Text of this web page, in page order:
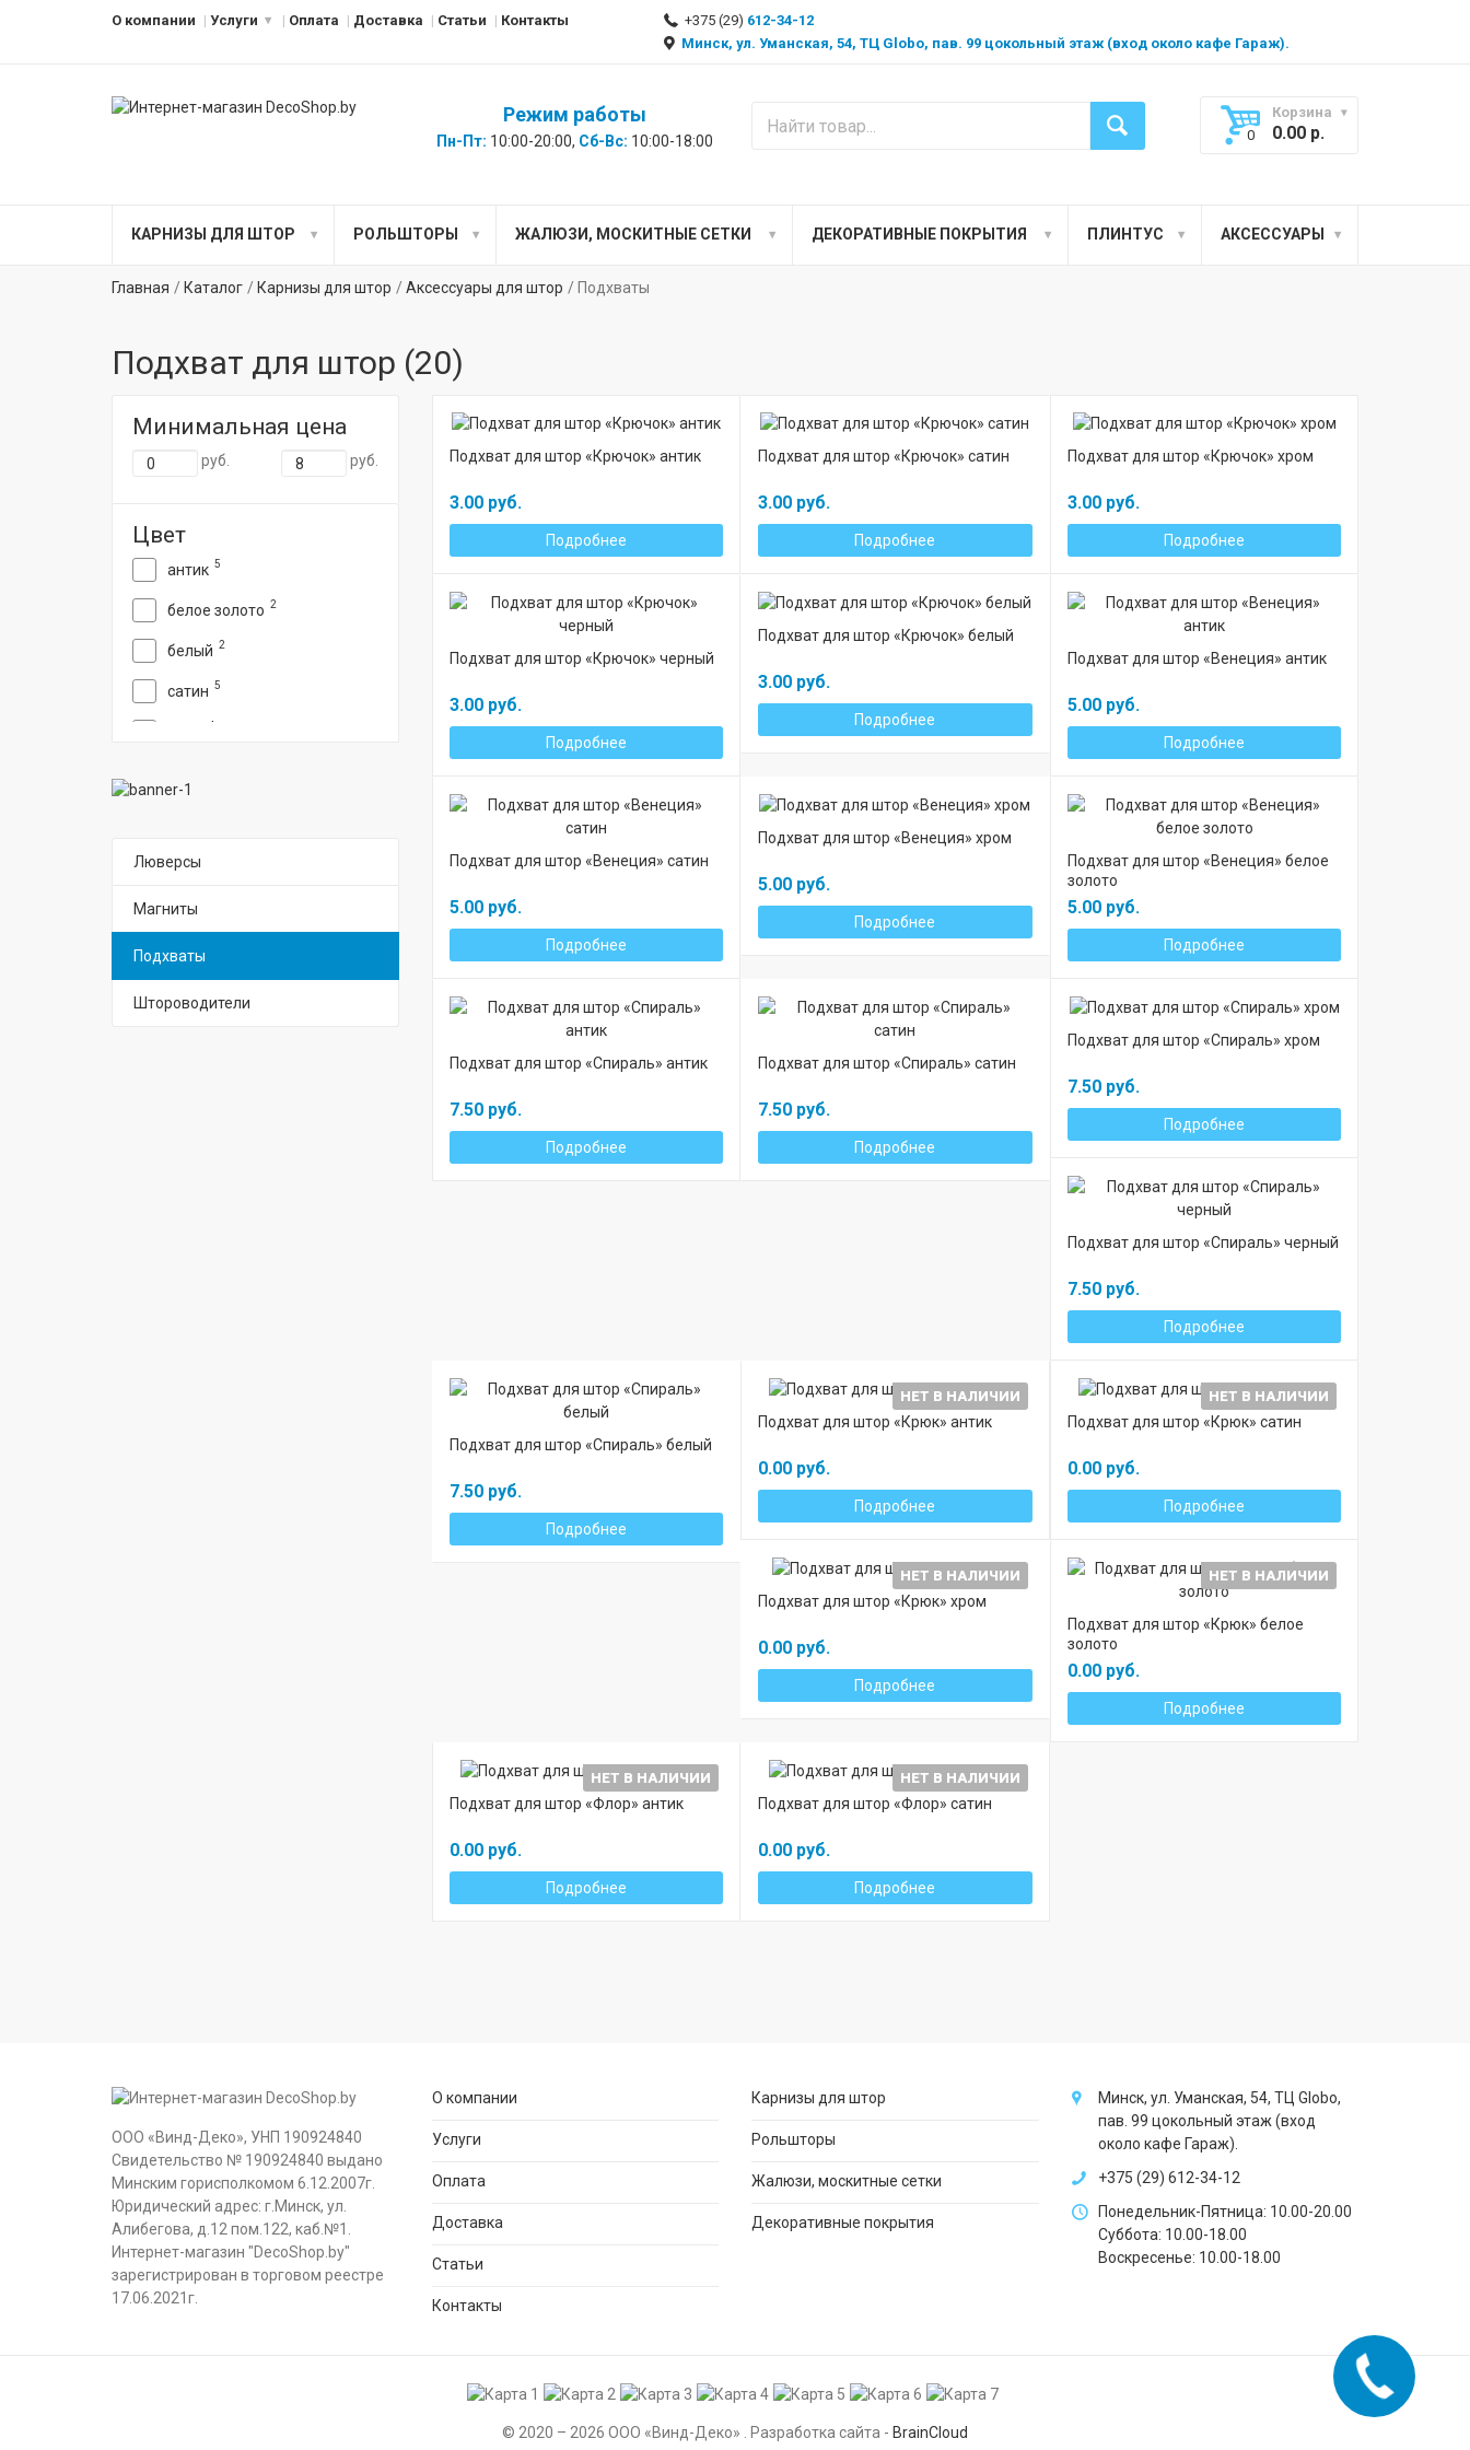
О компании Услуги Оплата Доставка Статьи Контакты +375 (29) 612-34-12
Минск, ул. Уманская, 54, ТЦ Globo, пав. 99 цокольный этаж (вход около кафе Гараж).
Режим работы
Пн-Пт: 10:00-20:00, Сб-Вс: 10:00-18:00 0
Корзина
0.00 р.
КАРНИЗЫ ДЛЯ ШТОР РОЛЬШТОРЫ ЖАЛЮЗИ, МОСКИТНЫЕ СЕТКИ ДЕКОРАТИВНЫЕ ПОКРЫТИЯ ПЛИНТУС АКСЕССУАРЫ
Главная Каталог Карнизы для штор Аксессуары для штор Подхваты
Подхват для штор (20)
Минимальная цена
руб. руб.
Цвет
антик 5
белое золото 2
белый 2
сатин 5
4
Люверсы
Магниты
Подхваты
Штороводители
Подхват для штор «Крючок» антик
3.00 руб.
Подробнее
Подхват для штор «Крючок» сатин
3.00 руб.
Подробнее
Подхват для штор «Крючок» хром
3.00 руб.
Подробнее
Подхват для штор «Крючок» черный
3.00 руб.
Подробнее
Подхват для штор «Крючок» белый
3.00 руб.
Подробнее
Подхват для штор «Венеция» антик
5.00 руб.
Подробнее
Подхват для штор «Венеция» сатин
5.00 руб.
Подробнее
Подхват для штор «Венеция» хром
5.00 руб.
Подробнее
Подхват для штор «Венеция» белое
золото
5.00 руб.
Подробнее
Подхват для штор «Спираль» антик
7.50 руб.
Подробнее
Подхват для штор «Спираль» сатин
7.50 руб.
Подробнее
Подхват для штор «Спираль» хром
7.50 руб.
Подробнее
Подхват для штор «Спираль» черный
7.50 руб.
Подробнее
Подхват для штор «Спираль» белый
7.50 руб.
Подробнее
НЕТ В НАЛИЧИИ
Подхват для штор «Крюк» антик
0.00 руб.
Подробнее
НЕТ В НАЛИЧИИ
Подхват для штор «Крюк» сатин
0.00 руб.
Подробнее
НЕТ В НАЛИЧИИ
Подхват для штор «Крюк» хром
0.00 руб.
Подробнее
НЕТ В НАЛИЧИИ
Подхват для штор «Крюк» белое
золото
0.00 руб.
Подробнее
НЕТ В НАЛИЧИИ
Подхват для штор «Флор» антик
0.00 руб.
Подробнее
НЕТ В НАЛИЧИИ
Подхват для штор «Флор» сатин
0.00 руб.
Подробнее
ООО «Винд-Деко», УНП 190924840
Свидетельство № 190924840 выдано
Минским горисполкомом 6.12.2007г.
Юридический адрес: г.Минск, ул.
Алибегова, д.12 пом.122, каб.№1.
Интернет-магазин "DecoShop.by"
зарегистрирован в торговом реестре
17.06.2021г.
О компании
Услуги
Оплата
Доставка
Статьи
Контакты
Карнизы для штор
Рольшторы
Жалюзи, москитные сетки
Декоративные покрытия
Минск, ул. Уманская, 54, ТЦ Globo,
пав. 99 цокольный этаж (вход
около кафе Гараж).
+375 (29) 612-34-12
Понедельник-Пятница: 10.00-20.00
Суббота: 10.00-18.00
Воскресенье: 10.00-18.00
© 2020 – 2026 ООО «Винд-Деко» . Разработка сайта - BrainCloud